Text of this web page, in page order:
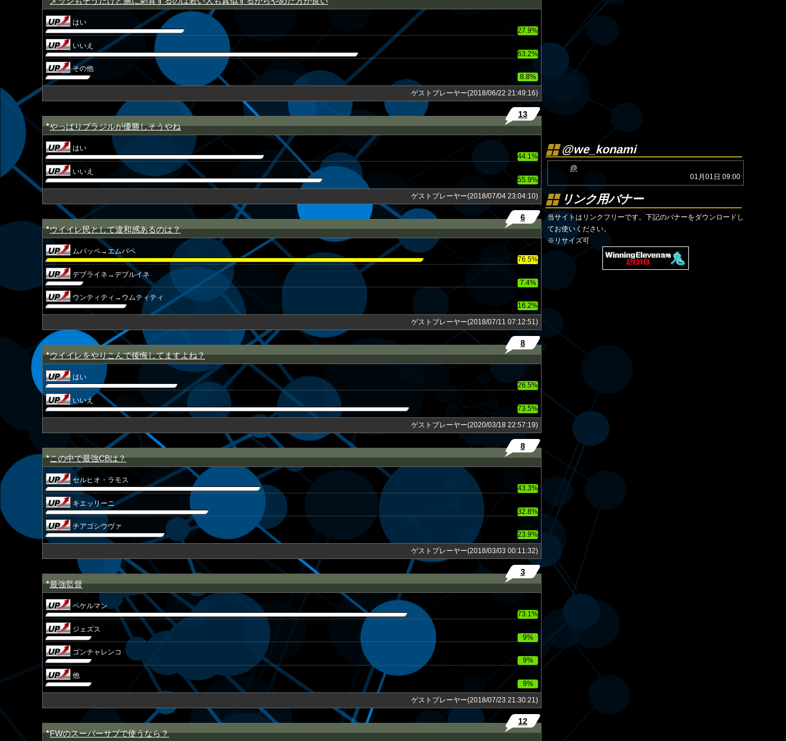
はい
27.9%
いいえ
63.2%
その他
8.8%
ゲストプレーヤー(2018/06/22 21:49:16)
★やっぱりブラジルが優勝しそうやね
13
はい
44.1%
いいえ
55.9%
ゲストプレーヤー(2018/07/04 23:04:10)
★ウイイレ民として違和感あるのは？
6
ムバッペ→エムバペ
76.5%
デブライネ→デブルイネ
7.4%
ウンティティ→ウムティティ
16.2%
ゲストプレーヤー(2018/07/11 07:12:51)
★ウイイレをやりこんで後悔してますよね？
8
はい
26.5%
いいえ
73.5%
ゲストプレーヤー(2020/03/18 22:57:19)
★この中で最強CBは？
8
セルヒオ・ラモス
43.3%
キエッリーニ
32.8%
チアゴシウヴァ
23.9%
ゲストプレーヤー(2018/03/03 00:11:32)
★最強監督
3
ペケルマン
73.1%
ジェズス
9%
ゴンチャレンコ
9%
他
9%
ゲストプレーヤー(2018/07/23 21:30:21)
★FWのスーパーサブで使うなら？
12
@we_konami
@
01月01日 09:00
リンク用バナー
当サイトはリンクフリーです。下記のバナーをダウンロードし
てお使いください。
※リサイズ可